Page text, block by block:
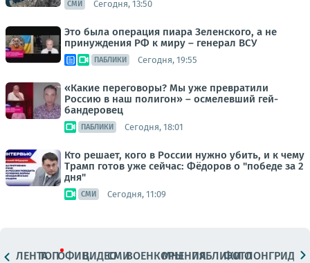
СМИ Сегодня, 13:50
Это была операция пиара Зеленского, а не
принуждения РФ к миру – генерал ВСУ
ПАБЛИКИ Сегодня, 19:55
«Какие переговоры? Мы уже превратили
Россию в наш полигон» – осмелевший гей-
бандеровец
ПАБЛИКИ Сегодня, 18:01
Кто решает, кого в России нужно убить, и к чему
Трамп готов уже сейчас: Фёдоров о "победе за 2
дня"
СМИ Сегодня, 11:09
ЛЕНТАТОПОФИЦ.ВИДЕОСМИВОЕНКОРЫМНЕНИЯПАБЛИКИ
ФОТОЛОНГРИДЫ